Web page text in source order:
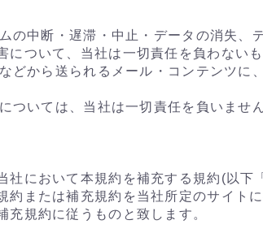
の中断・遅滞・中止・データの消失、
ついて、当社は一切責任を負わないも
どから送られるメール・コンテンツに
いては、当社は一切責任を負いません
において本規約を補充する規約(以下
または補充規約を当社所定のサイト
規約に従うものと致します。